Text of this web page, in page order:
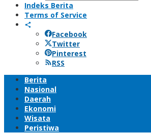
Indeks Berita
Terms of Service
Facebook
Twitter
Pinterest
RSS
Berita
Nasional
Daerah
Ekonomi
Wisata
Peristiwa